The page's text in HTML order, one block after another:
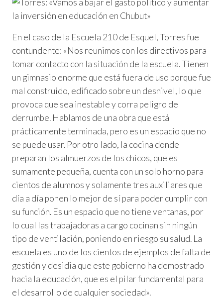
En el caso de la Escuela 210 de Esquel, Torres fue
contundente: «Nos reunimos con los directivos para
tomar contacto con la situación de la escuela. Tienen
un gimnasio enorme que está fuera de uso porque fue
mal construido, edificado sobre un desnivel, lo que
provoca que sea inestable y corra peligro de
derrumbe. Hablamos de una obra que está
prácticamente terminada, pero es un espacio que no
se puede usar. Por otro lado, la cocina donde
preparan los almuerzos de los chicos, que es
sumamente pequeña, cuenta con un solo horno para
cientos de alumnos y solamente tres auxiliares que
día a día ponen lo mejor de sí para poder cumplir con
su función. Es un espacio que no tiene ventanas, por
lo cual las trabajadoras a cargo cocinan sin ningún
tipo de ventilación, poniendo en riesgo su salud. La
escuela es uno de los cientos de ejemplos de falta de
gestión y desidia que este gobierno ha demostrado
hacia la educación, que es el pilar fundamental para
el desarrollo de cualquier sociedad».